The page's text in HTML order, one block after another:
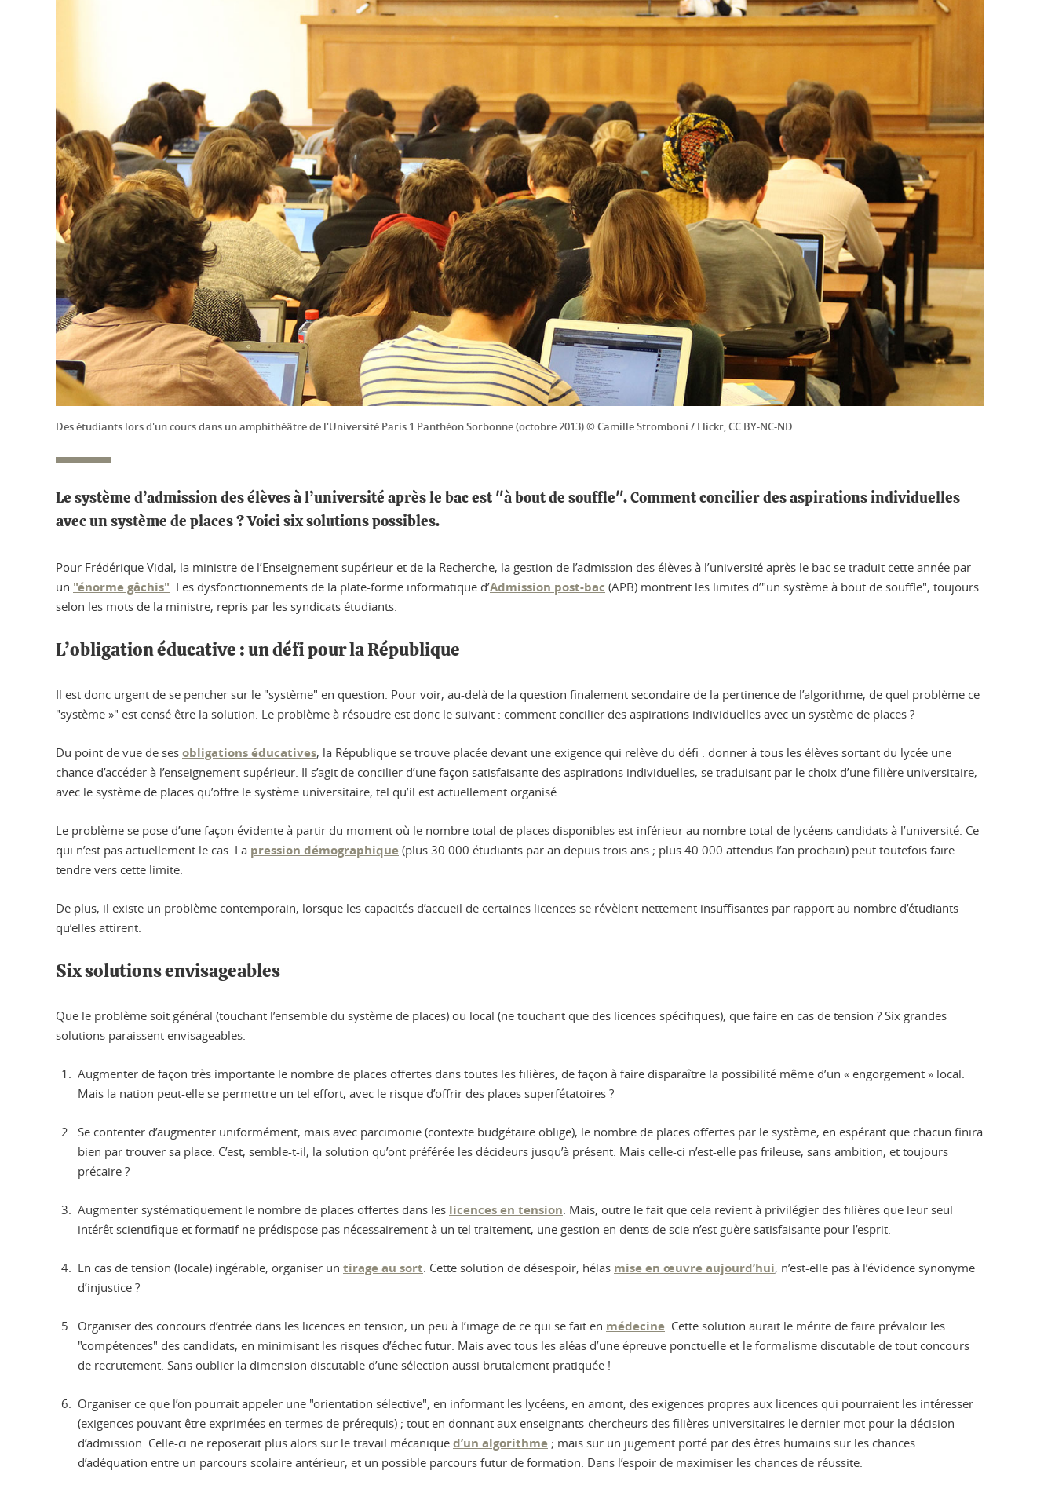
Des étudiants lors d'un cours dans un amphithéâtre de l'Université Paris 1 Panthéon Sorbonne (octobre 2013) © Camille Stromboni / Flickr, CC BY-NC-ND
Le système d’admission des élèves à l’université après le bac est "à bout de souffle". Comment concilier des aspirations individuelles
avec un système de places ? Voici six solutions possibles.
Pour Frédérique Vidal, la ministre de l’Enseignement supérieur et de la Recherche, la gestion de l’admission des élèves à l’université après le bac se traduit cette année par
un "énorme gâchis". Les dysfonctionnements de la plate-forme informatique d’Admission post-bac (APB) montrent les limites d’"un système à bout de souffle", toujours
selon les mots de la ministre, repris par les syndicats étudiants.
L’obligation éducative : un défi pour la République
Il est donc urgent de se pencher sur le "système" en question. Pour voir, au-delà de la question finalement secondaire de la pertinence de l’algorithme, de quel problème ce
"système »" est censé être la solution. Le problème à résoudre est donc le suivant : comment concilier des aspirations individuelles avec un système de places ?
Du point de vue de ses obligations éducatives, la République se trouve placée devant une exigence qui relève du défi : donner à tous les élèves sortant du lycée une
chance d’accéder à l’enseignement supérieur. Il s’agit de concilier d’une façon satisfaisante des aspirations individuelles, se traduisant par le choix d’une filière universitaire,
avec le système de places qu’offre le système universitaire, tel qu’il est actuellement organisé.
Le problème se pose d’une façon évidente à partir du moment où le nombre total de places disponibles est inférieur au nombre total de lycéens candidats à l’université. Ce
qui n’est pas actuellement le cas. La pression démographique (plus 30 000 étudiants par an depuis trois ans ; plus 40 000 attendus l’an prochain) peut toutefois faire
tendre vers cette limite.
De plus, il existe un problème contemporain, lorsque les capacités d’accueil de certaines licences se révèlent nettement insuffisantes par rapport au nombre d’étudiants
qu’elles attirent.
Six solutions envisageables
Que le problème soit général (touchant l’ensemble du système de places) ou local (ne touchant que des licences spécifiques), que faire en cas de tension ? Six grandes
solutions paraissent envisageables.
Augmenter de façon très importante le nombre de places offertes dans toutes les filières, de façon à faire disparaître la possibilité même d’un « engorgement » local.
Mais la nation peut-elle se permettre un tel effort, avec le risque d’offrir des places superfétatoires ?
Se contenter d’augmenter uniformément, mais avec parcimonie (contexte budgétaire oblige), le nombre de places offertes par le système, en espérant que chacun finira
bien par trouver sa place. C’est, semble-t-il, la solution qu’ont préférée les décideurs jusqu’à présent. Mais celle-ci n’est-elle pas frileuse, sans ambition, et toujours
précaire ?
Augmenter systématiquement le nombre de places offertes dans les licences en tension. Mais, outre le fait que cela revient à privilégier des filières que leur seul
intérêt scientifique et formatif ne prédispose pas nécessairement à un tel traitement, une gestion en dents de scie n’est guère satisfaisante pour l’esprit.
En cas de tension (locale) ingérable, organiser un tirage au sort. Cette solution de désespoir, hélas mise en œuvre aujourd’hui, n’est-elle pas à l’évidence synonyme
d’injustice ?
Organiser des concours d’entrée dans les licences en tension, un peu à l’image de ce qui se fait en médecine. Cette solution aurait le mérite de faire prévaloir les
"compétences" des candidats, en minimisant les risques d’échec futur. Mais avec tous les aléas d’une épreuve ponctuelle et le formalisme discutable de tout concours
de recrutement. Sans oublier la dimension discutable d’une sélection aussi brutalement pratiquée !
Organiser ce que l’on pourrait appeler une "orientation sélective", en informant les lycéens, en amont, des exigences propres aux licences qui pourraient les intéresser
(exigences pouvant être exprimées en termes de prérequis) ; tout en donnant aux enseignants-chercheurs des filières universitaires le dernier mot pour la décision
d’admission. Celle-ci ne reposerait plus alors sur le travail mécanique d’un algorithme ; mais sur un jugement porté par des êtres humains sur les chances
d’adéquation entre un parcours scolaire antérieur, et un possible parcours futur de formation. Dans l’espoir de maximiser les chances de réussite.